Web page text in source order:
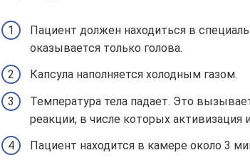
Пациент должен находиться в
оказывается только голова.
Капсула наполняется холодным газом.
Температура тела падает. Это
реакции, в числе которых активизация
Пациент находится в камере около 3